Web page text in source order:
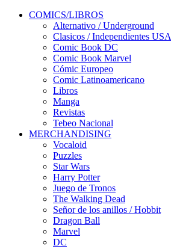
COMICS/LIBROS
Alternativo / Underground
Clasicos / Independientes USA
Comic Book DC
Comic Book Marvel
Cómic Europeo
Comic Latinoamericano
Libros
Manga
Revistas
Tebeo Nacional
MERCHANDISING
Vocaloid
Puzzles
Star Wars
Harry Potter
Juego de Tronos
The Walking Dead
Señor de los anillos / Hobbit
Dragon Ball
Marvel
DC